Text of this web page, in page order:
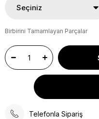
Birbirini Tamamlayan Parçalar
Telefonla Sipariş